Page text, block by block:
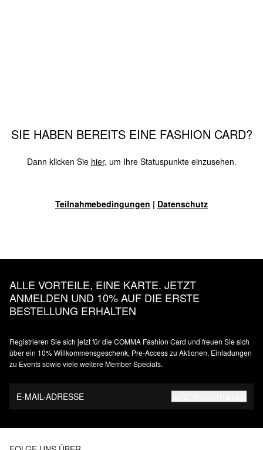
SIE HABEN BEREITS EINE FASHION CARD?
Dann klicken Sie hier, um Ihre Statuspunkte einzusehen.
Teilnahmebedingungen | Datenschutz
ALLE VORTEILE, EINE KARTE. JETZT
ANMELDEN UND 10% AUF DIE ERSTE
BESTELLUNG ERHALTEN
Registrieren Sie sich jetzt für die COMMA Fashion Card und freuen Sie sich
über ein 10% Willkommensgeschenk, Pre-Access zu Aktionen, Einladungen
zu Events sowie viele weitere Member Specials.
E-MAIL-ADRESSE